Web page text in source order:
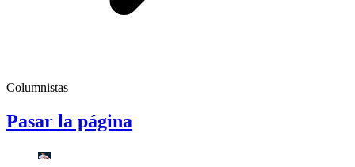
Columnistas
Pasar la página